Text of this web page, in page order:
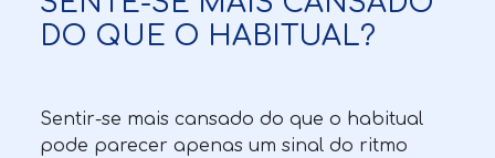
DO QUE O HABITUAL?
Sentir-se mais cansado do que o habitual
pode parecer apenas um sinal do ritmo